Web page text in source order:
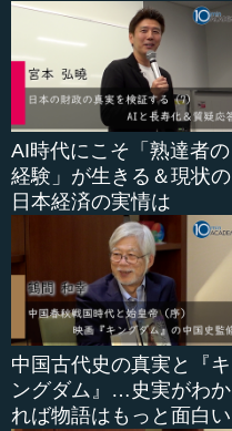
AI時代にこそ「熟達者の
経験」が生きる＆現状の
日本経済の実情は
中国古代史の真実と『キ
ングダム』…史実がわか
れば物語はもっと面白い